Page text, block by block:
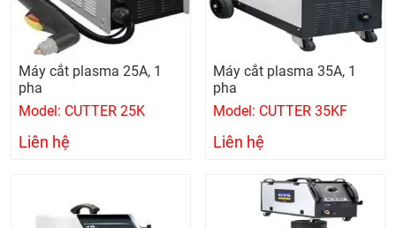
Máy cắt plasma 25A, 1
pha
Model: CUTTER 25K
Liên hệ
Máy cắt plasma 35A, 1
pha
Model: CUTTER 35KF
Liên hệ